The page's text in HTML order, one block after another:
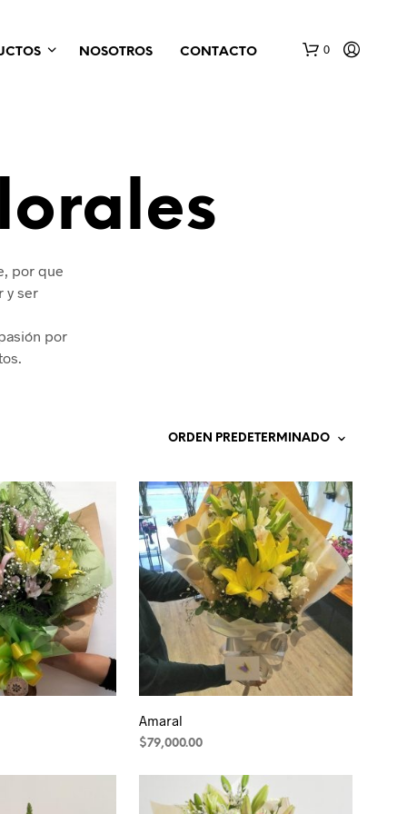
NOSOTROS CONTACTO 0
por que
y ser
por
Amaral
$79,000.00